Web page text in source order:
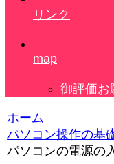
リンク
map
御評価お
ホーム
パソコン操作の基
パソコンの電源の